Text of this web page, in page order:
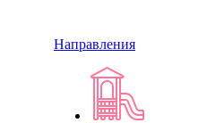
Направления